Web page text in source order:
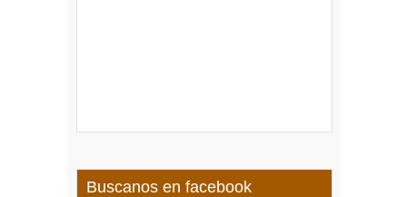
Buscanos en facebook